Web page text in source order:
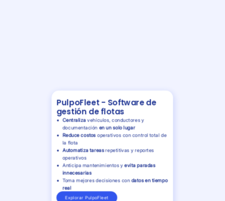
PulpoFleet - Software de
gestión de flotas
Centralizavehículos, conductores y
documentaciónen un solo lugar
Reduce costosoperativos con control total de
la flota
Automatiza tareasrepetitivas y reportes
operativos
Anticipa mantenimientos yevita paradas
innecesarias
Toma mejores decisiones condatos en tiempo
real
Explorar PulpoFleet